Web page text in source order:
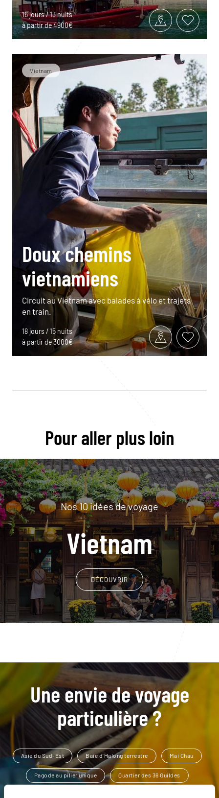
16 jours / 13 nuits
à partir de 4900€
Vietnam
Doux chemins
vietnamiens
Circuit au Vietnam avec balades à vélo et trajets
en train.
18 jours / 15 nuits
à partir de 3000€
Pour aller plus loin
Nos 10 idées de voyage
Vietnam
DÉCOUVRIR
Une envie de voyage
particulière ?
Asie du Sud-Est Baie d'Halong terrestre Mai Chau
Pagode au pilier unique Quartier des 36 Guildes